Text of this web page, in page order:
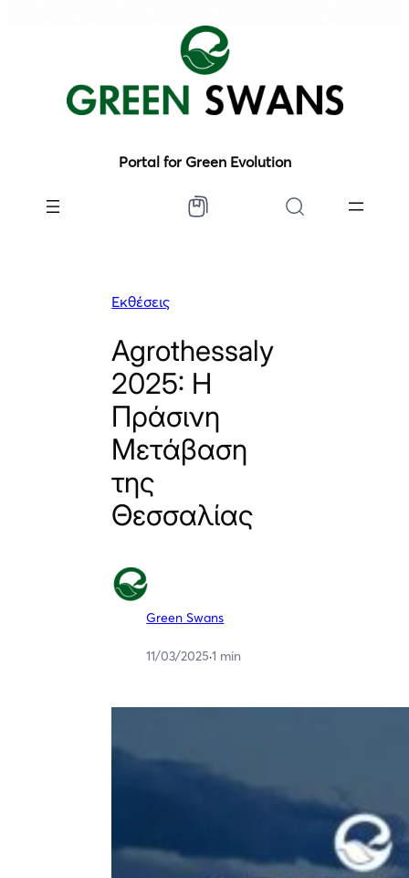
Portal for Green Evolution
Εκθέσεις
Agrothessaly
2025: Η
Πράσινη
Μετάβαση
της
Θεσσαλίας
Green Swans
11/03/2025·1 min